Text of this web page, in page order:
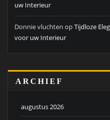
uw Interieur
Donnie vluchten opTijdloze
voor uw Interieur
ARCHIEF
augustus 2026